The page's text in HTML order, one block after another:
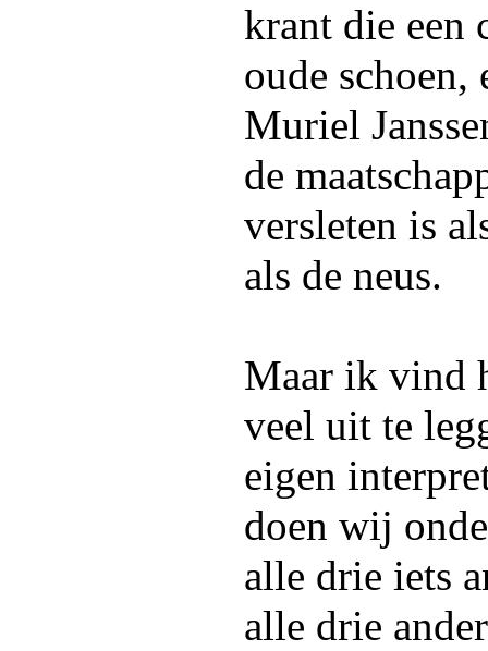
krant die een
oude schoen,
Muriel
de
versleten is
als de neus.
Maar ik vind
veel uit te
eigen
doen wij
alle drie iets
alle drie